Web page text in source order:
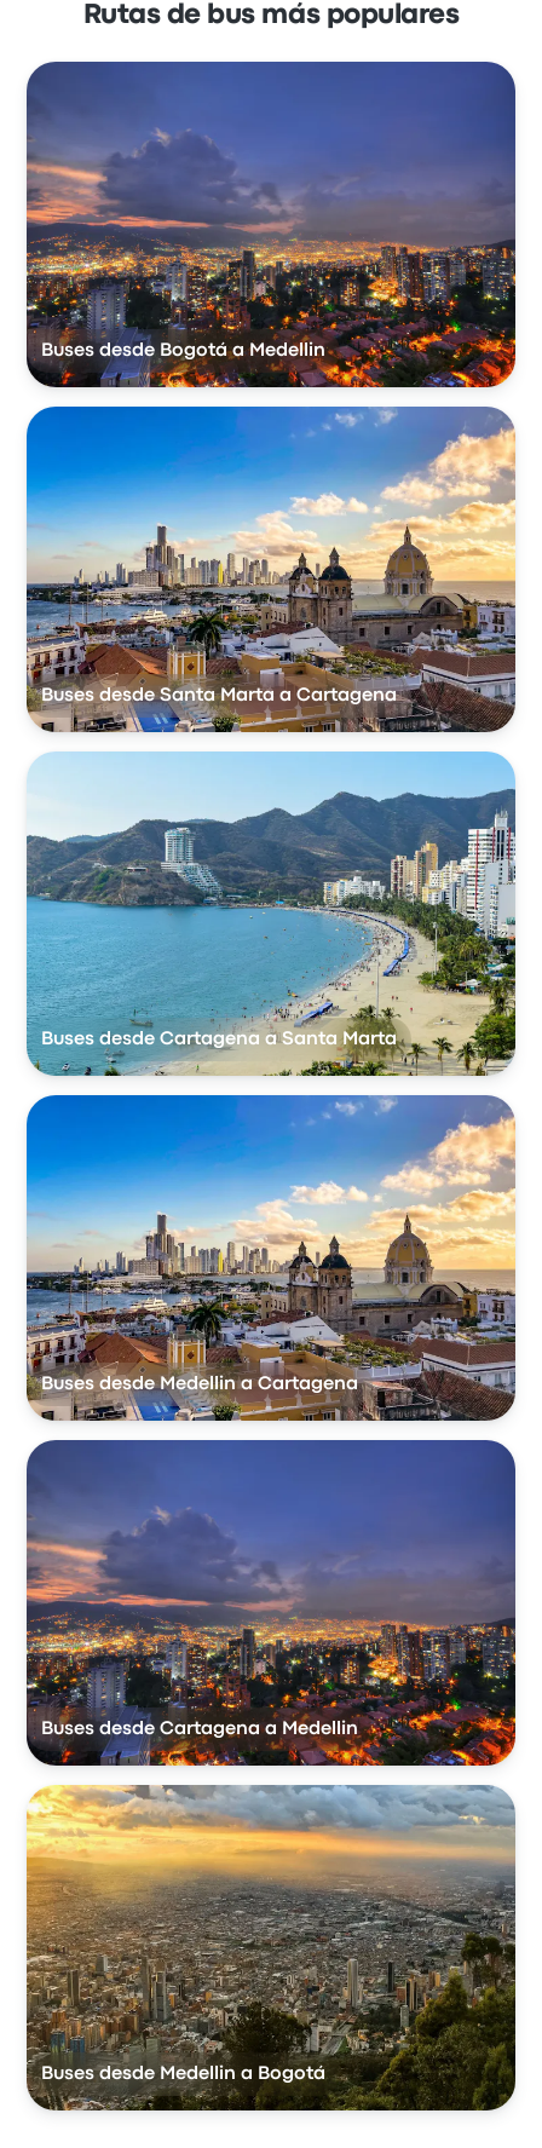
Rutas de bus más populares
Buses desde Bogotá a Medellin
Buses desde Santa Marta a Cartagena
Buses desde Cartagena a Santa Marta
Buses desde Medellin a Cartagena
Buses desde Cartagena a Medellin
Buses desde Medellin a Bogotá